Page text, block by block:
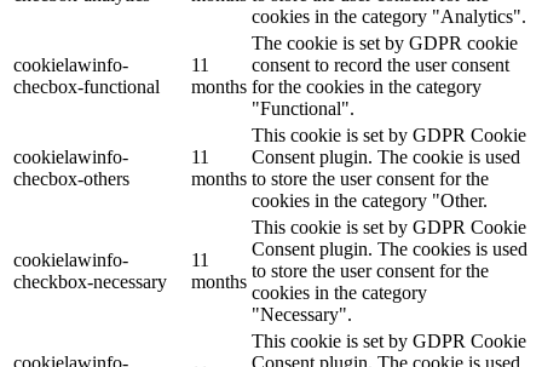
cookies in the category "Analytics".
cookielawinfo-
checbox-functional
11
months
The cookie is set by GDPR cookie
consent to record the user consent
for the cookies in the category
"Functional".
cookielawinfo-
checbox-others
11
months
This cookie is set by GDPR Cookie
Consent plugin. The cookie is used
to store the user consent for the
cookies in the category "Other.
cookielawinfo-
checkbox-necessary
11
months
This cookie is set by GDPR Cookie
Consent plugin. The cookies is used
to store the user consent for the
cookies in the category
"Necessary".
cookielawinfo-
This cookie is set by GDPR Cookie
Consent plugin. The cookie is used